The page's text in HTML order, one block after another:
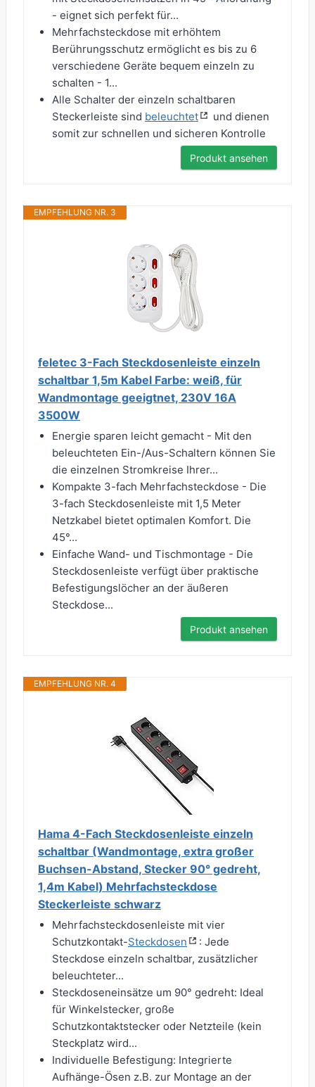
- eignet sich perfekt für...
Mehrfachsteckdose mit erhöhtem
Berührungsschutz ermöglicht es bis zu 6
verschiedene Geräte bequem einzeln zu
schalten - 1...
Alle Schalter der einzeln schaltbaren
Steckerleiste sind beleuchtet
und dienen
somit zur schnellen und sicheren Kontrolle
Produkt ansehen
EMPFEHLUNG NR. 3
feletec 3-Fach Steckdosenleiste einzeln
schaltbar 1,5m Kabel Farbe: weiß, für
Wandmontage geeigtnet, 230V 16A
3500W
Energie sparen leicht gemacht - Mit den
beleuchteten Ein-/Aus-Schaltern können Sie
die einzelnen Stromkreise Ihrer...
Kompakte 3-fach Mehrfachsteckdose - Die
3-fach Steckdosenleiste mit 1,5 Meter
Netzkabel bietet optimalen Komfort. Die
45°...
Einfache Wand- und Tischmontage - Die
Steckdosenleiste verfügt über praktische
Befestigungslöcher an der äußeren
Steckdose...
Produkt ansehen
EMPFEHLUNG NR. 4
Hama 4-Fach Steckdosenleiste einzeln
schaltbar (Wandmontage, extra großer
Buchsen-Abstand, Stecker 90° gedreht,
1,4m Kabel) Mehrfachsteckdose
Steckerleiste schwarz
Mehrfachsteckdosenleiste mit vier
Schutzkontakt-Steckdosen
: Jede
Steckdose einzeln schaltbar, zusätzlicher
beleuchteter...
Steckdoseneinsätze um 90° gedreht: Ideal
für Winkelstecker, große
Schutzkontaktstecker oder Netzteile (kein
Steckplatz wird...
Individuelle Befestigung: Integrierte
Aufhänge-Ösen z.B. zur Montage an der